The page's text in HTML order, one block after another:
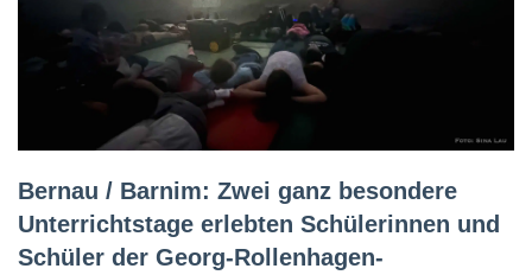
Bernau / Barnim: Zwei ganz besondere
Unterrichtstage erlebten Schülerinnen und
Schüler der Georg-Rollenhagen-